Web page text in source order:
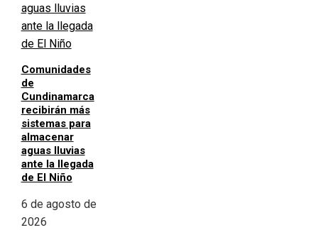
Comunidades
de
Cundinamarca
recibirán más
sistemas para
almacenar
aguas lluvias
ante la llegada
de El Niño
6 de agosto de
2026